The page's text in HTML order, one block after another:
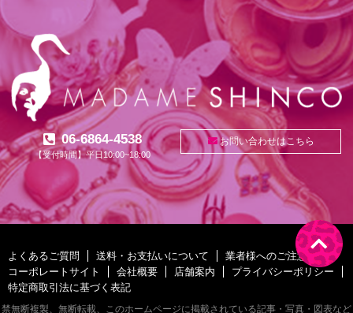
06-6864-4538
【受付時間】平日10:00~18:00
お問い合わせはこちら
よくあるご質問 送料・お支払いについて
業者様へのご注意
コーポレートサイト
会社概要 店舗案内
プライバシーポリシー
特定商取引法に基づく表記
禁無断複製、無断転載、このホームページに掲載されている記事・写真・図表など